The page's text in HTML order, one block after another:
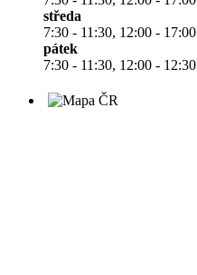
středa
7:30 - 11:30, 12:00 - 17:00
pátek
7:30 - 11:30, 12:00 - 12:30